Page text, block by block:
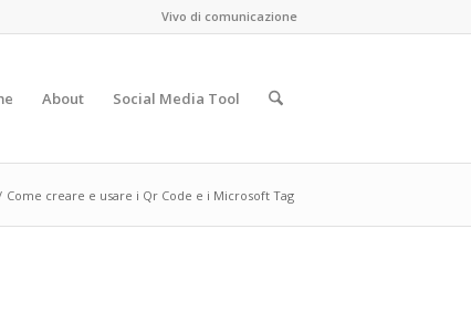
Vivo di comunicazione
About Social Media Tool
Come creare e usare i Qr Code e i Microsoft Tag